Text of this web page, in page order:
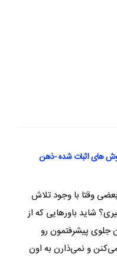
روش های اثبات شده -ذهن
وقتا با وجود تلاش
شاید باورهایی که از
جلوی پیشرفتمون رو
و نمی‌ذارن به اون